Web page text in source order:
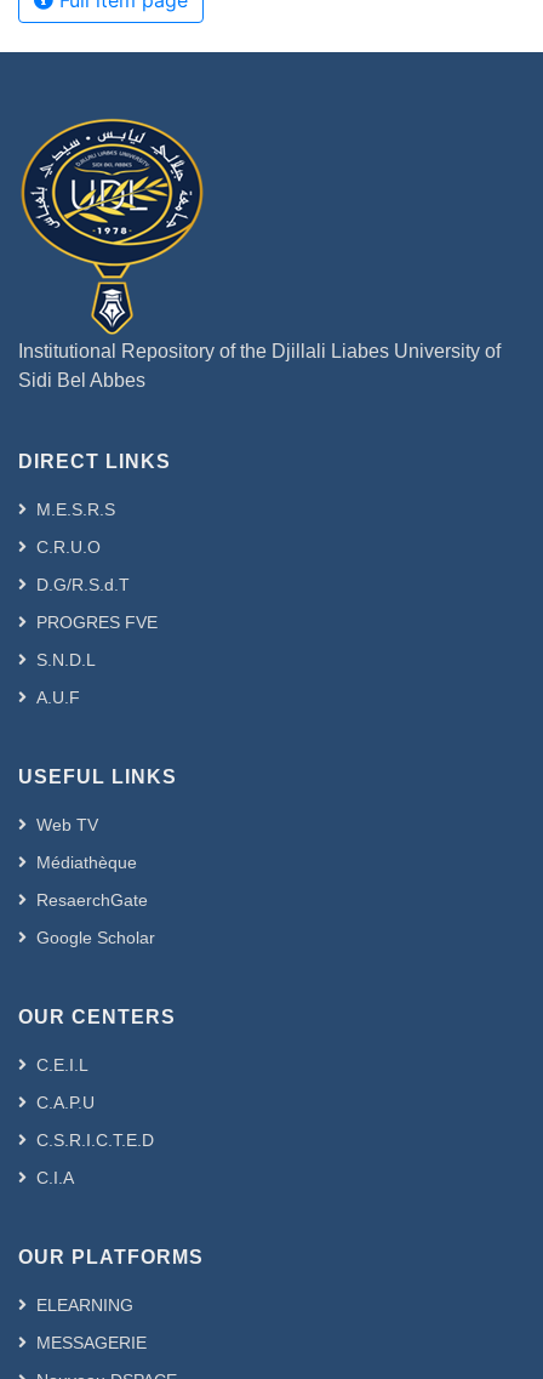
Institutional Repository of the Djillali Liabes University of
Sidi Bel Abbes
DIRECT LINKS
M.E.S.R.S
C.R.U.O
D.G/R.S.d.T
PROGRES FVE
S.N.D.L
A.U.F
USEFUL LINKS
Web TV
Médiathèque
ResaerchGate
Google Scholar
OUR CENTERS
C.E.I.L
C.A.P.U
C.S.R.I.C.T.E.D
C.I.A
OUR PLATFORMS
ELEARNING
MESSAGERIE